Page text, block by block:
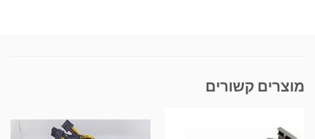
מוצרים קשורים